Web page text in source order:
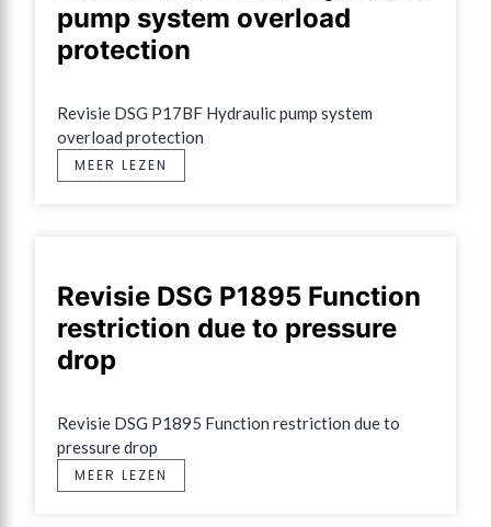
pump system overload
protection
Revisie DSG P17BF Hydraulic pump system
overload protection
MEER LEZEN
Revisie DSG P1895 Function
restriction due to pressure
drop
Revisie DSG P1895 Function restriction due to
pressure drop
MEER LEZEN